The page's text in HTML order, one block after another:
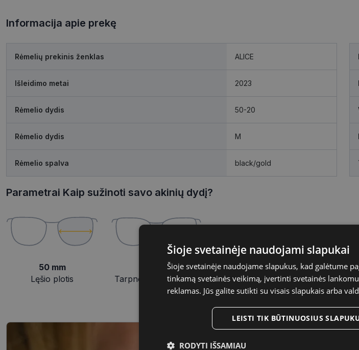
Informacija apie prekę
Rėmelių prekinis ženklas ALICE
Išleidimo metai 2023
Rėmelio dydis 50-20
Rėmelio dydis M
Rėmelio spalva black/gold
Parametrai Kaip sužinoti savo akinių dydį?
50 mm
Lęšio plotis
20 mm
Tarpnosės plotis, mm
Šioje svetainėje naudojami slapukai
Šioje svetainėje naudojame slapukus, kad galėtume
tinkamą svetainės veikimą, įvertinti svetainės
reklamas. Jūs galite sutikti su visais slapukais arba
LEISTI TIK BŪTINUOSIUS
RODYTI IŠSAMIAU